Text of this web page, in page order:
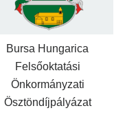
Bursa Hungarica
Felsőoktatási
Önkormányzati
Ösztöndíjpályázat